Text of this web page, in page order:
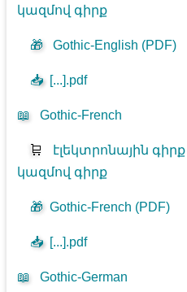
կազմով գիրք
🎁 Gothic-English (PDF)
📥 [...].pdf
📖 Gothic-French
🛒 էլեկտրոնային գիրք
կազմով գիրք
🎁 Gothic-French (PDF)
📥 [...].pdf
📖 Gothic-German